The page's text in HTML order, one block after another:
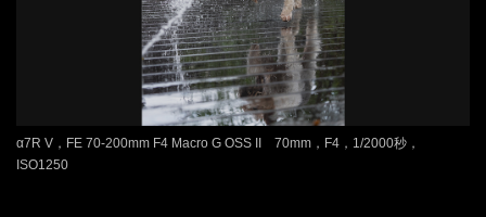
α7R V，FE 70-200mm F4 Macro G OSS II 70mm，F4，1/2000秒，
ISO1250